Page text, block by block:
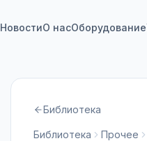
НовостиО насОборудование
Библиотека
Библиотека Прочее